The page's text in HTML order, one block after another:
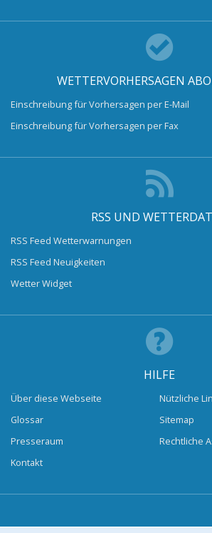
WETTERVORHERSAGEN
Einschreibung für Vorhersagen per E-Mail
Einschreibung für Vorhersagen per Fax
RSS UND
RSS Feed Wetterwarnungen
RSS Feed Neuigkeiten
Wetter Widget
HILFE
Über diese Webseite
Glossar
Presseraum
Kontakt
Nützliche
Sitemap
Rechtliche